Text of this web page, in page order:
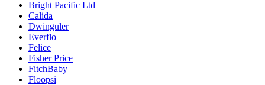
Bright Pacific Ltd
Calida
Dwinguler
Everflo
Felice
Fisher Price
FitchBaby
Floopsi